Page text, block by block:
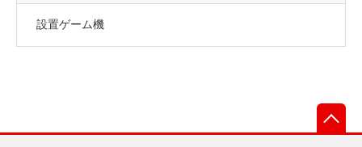
設置ゲーム機